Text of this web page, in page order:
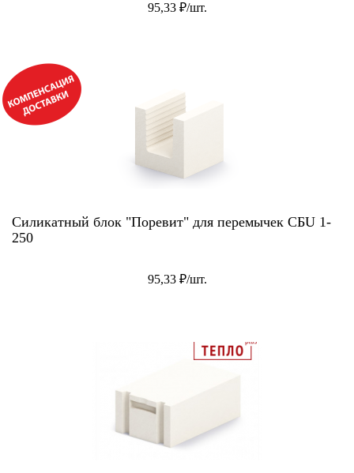
95,33 ₽/шт.
АКЦИЯ!
Силикатный блок "Поревит" для перемычек СБU 1-
250
95,33 ₽/шт.